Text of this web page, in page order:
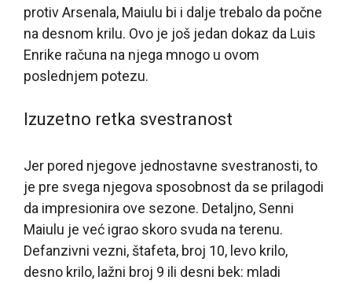
protiv Arsenala, Maiulu bi i dalje trebalo da počne
na desnom krilu. Ovo je još jedan dokaz da Luis
Enrike računa na njega mnogo u ovom
poslednjem potezu.
Izuzetno retka svestranost
Jer pored njegove jednostavne svestranosti, to
je pre svega njegova sposobnost da se prilagodi
da impresionira ove sezone. Detaljno, Senni
Maiulu je već igrao skoro svuda na terenu.
Defanzivni vezni, štafeta, broj 10, levo krilo,
desno krilo, lažni broj 9 ili desni bek: mladi